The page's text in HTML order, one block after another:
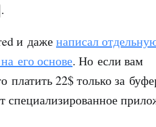
.
и даженаписал
его основе. Но если вам
22$ только за
специализированное